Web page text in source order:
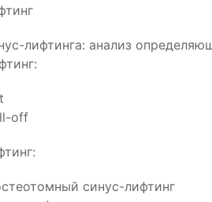
лифтинга: анализ
off
синус-лифтинг